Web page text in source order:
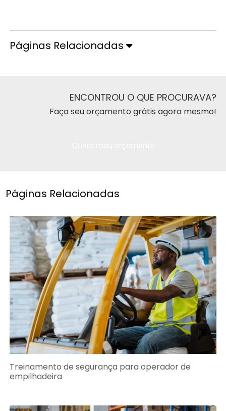
Páginas Relacionadas
ENCONTROU O QUE PROCURAVA?
Faça seu orçamento grátis agora mesmo!
Páginas Relacionadas
Treinamento de segurança para operador de
empilhadeira